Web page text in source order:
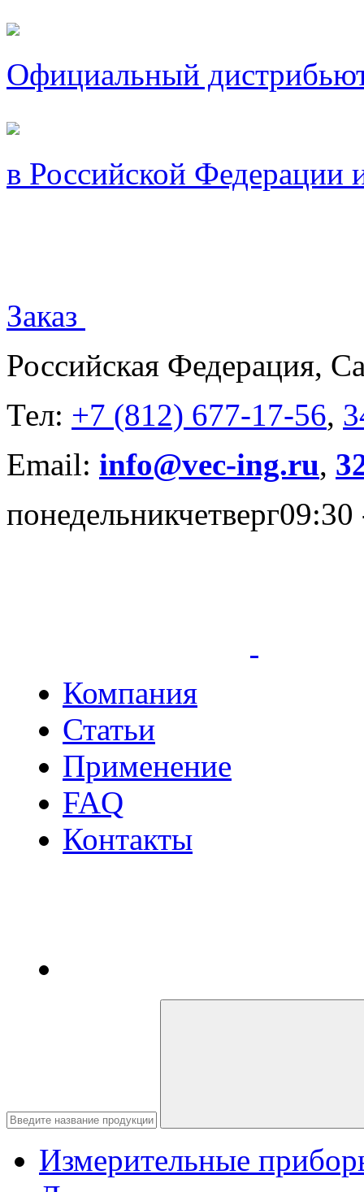
Официальный
в Российской Федерации
Заказ
Российская Федерация,
Тел: +7 (812) 677-17-56,
Email: info@vec-ing.ru,
понедельникчетверг09:30
Компания
Статьи
Применение
FAQ
Контакты
Измерительные